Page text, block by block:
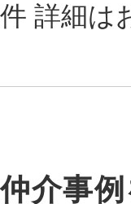
件 詳細は
仲介事